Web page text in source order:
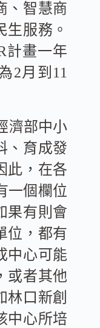
、智慧商
生服務。
計畫一年
2月到11
濟部中小
、育成發
此，在各
一個欄位
果有則會
位，都有
中心可能
或者其他
林口新創
中心所培